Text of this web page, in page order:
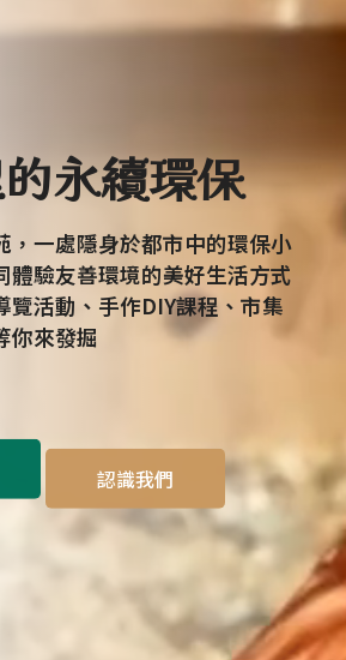
永續環保
，一處隱身於都市中的環保小
體驗友善環境的美好生活方式
覽活動、手作DIY課程、市集
你來發掘
認識我們